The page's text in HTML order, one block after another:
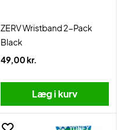
ZERV Wristband 2-Pack
Black
49,00 kr.
Læg i kurv